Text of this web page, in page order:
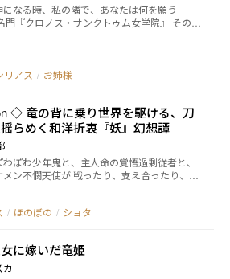
になる時、私の隣で、あなたは何を願う
ガーディアン』と契約し、人々から忘れ去ら
暴走する異形の存在『忘却神』と戦う宿命
った。 戦うたびに失われていく、人間として
記憶と感情。 やがては心が空っぽになり、魂
ディアンと一体化して新たな神へと変質して
られない運命――『神化（アポセオシス）』。
んな過酷な運命に翻弄されながらも、己の
て、大切な誰かを守ろうとした少女たち
で、そして美しい絆の物語。 太陽のように仲
した少女は、その輝きと引き換えに「喜び」
だ微笑むだけの人形に堕ちていく。 高貴な
を失い続ける姉のために、妹は自らの魂を削
た世界の景色を描き続ける。 血のつながら
リアス / お姉様
◇ 竜の背に乗り世界を駆ける、刀
らめく和洋折衷『妖』幻想譚
ぽわ少年鬼と、主人命の覚悟過剰従者と、
ン不憫天使が 戦ったり、支え合ったり、足
り合ったりする和洋折衷ファンタジーです。
、天使と異種族色々出ます。 剣と魔法なら
和洋折衷妖ファンタジー。 生きている事
8話）は恋愛色強め、出血そこそこ、死亡あ
部（9話〜36話）は恋愛色弱め、出血そこそ
/ ほのぼの / ショタ
に嫁いだ竜姫